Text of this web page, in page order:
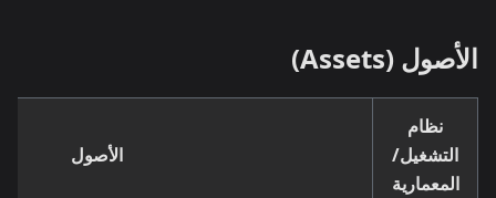
الأصول (Assets)
نظام
التشغيل/
المعمارية
الأصول